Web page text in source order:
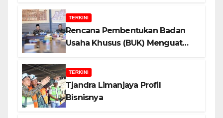
TERKINI
Rencana Pembentukan Badan
Usaha Khusus (BUK) Menguat
Alasannya!
TERKINI
Tjandra Limanjaya Profil
Bisnisnya